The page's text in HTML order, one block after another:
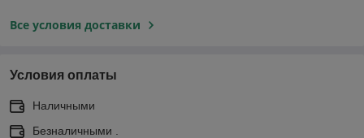
Все условия доставки
Условия оплаты
Наличными
Безналичными .